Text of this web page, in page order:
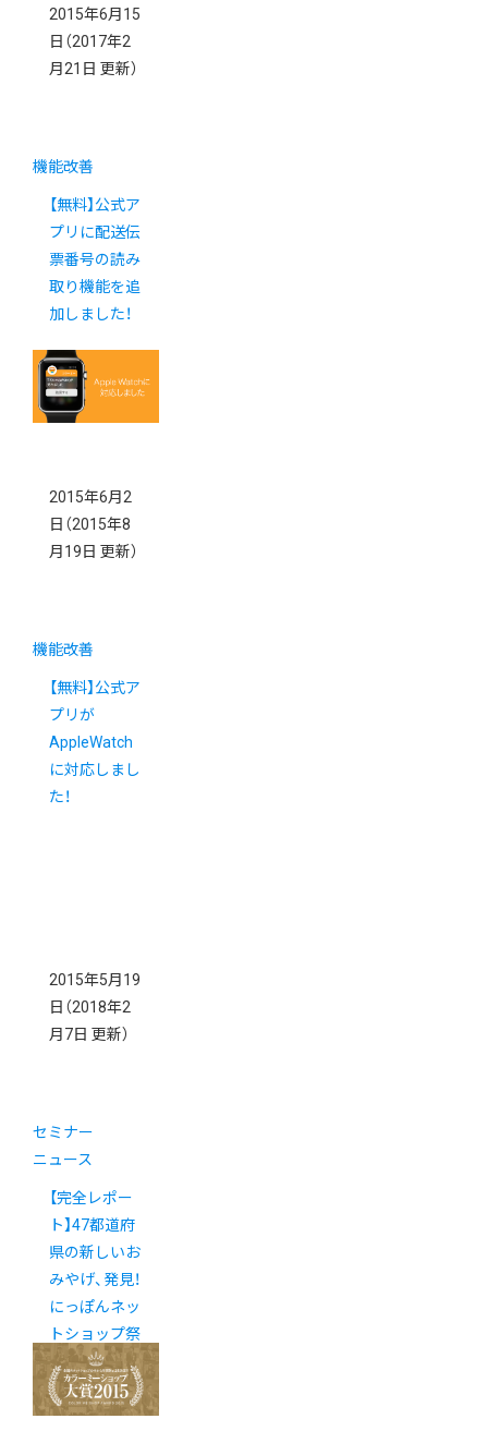
2015年6月15
日 （2017年2
月21日 更新）
機能改善
【無料】公式ア
プリに配送伝
票番号の読み
取り機能を追
加しました！
2015年6月2
日 （2015年8
月19日 更新）
機能改善
【無料】公式ア
プリが
AppleWatch
に対応しまし
た！
2015年5月19
日 （2018年2
月7日 更新）
セミナー
ニュース
【完全レポー
ト】47都道府
県の新しいお
みやげ、発見！
にっぽんネッ
トショップ祭